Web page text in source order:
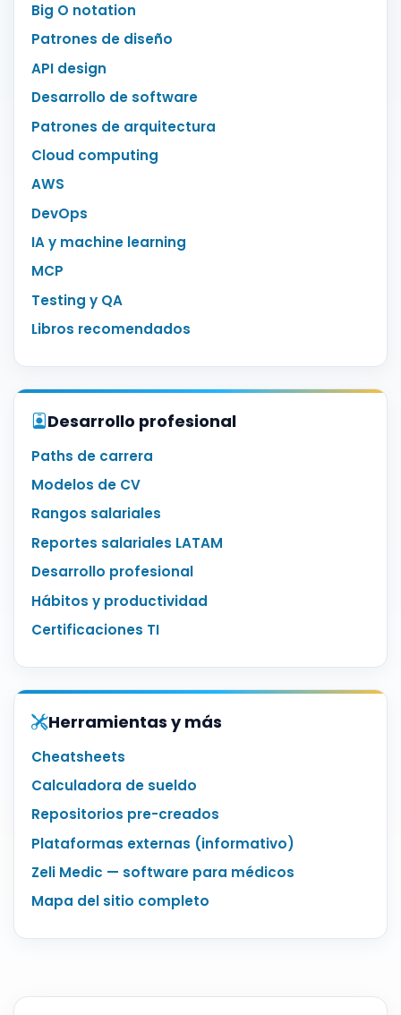
Big O notation
Patrones de diseño
API design
Desarrollo de software
Patrones de arquitectura
Cloud computing
AWS
DevOps
IA y machine learning
MCP
Testing y QA
Libros recomendados
Desarrollo profesional
Paths de carrera
Modelos de CV
Rangos salariales
Reportes salariales LATAM
Desarrollo profesional
Hábitos y productividad
Certificaciones TI
Herramientas y más
Cheatsheets
Calculadora de sueldo
Repositorios pre-creados
Plataformas externas (informativo)
Zeli Medic — software para médicos
Mapa del sitio completo